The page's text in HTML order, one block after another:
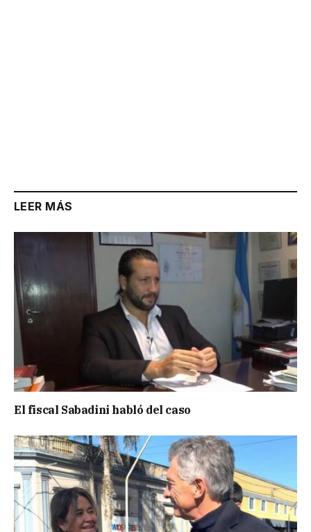
LEER MÁS
El fiscal Sabadini habló del caso